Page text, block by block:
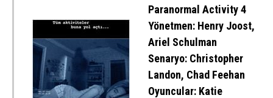
Paranormal Activity 4
Yönetmen: Henry Joost,
Ariel Schulman
Senaryo: Christopher
Landon, Chad Feehan
Oyuncular: Katie